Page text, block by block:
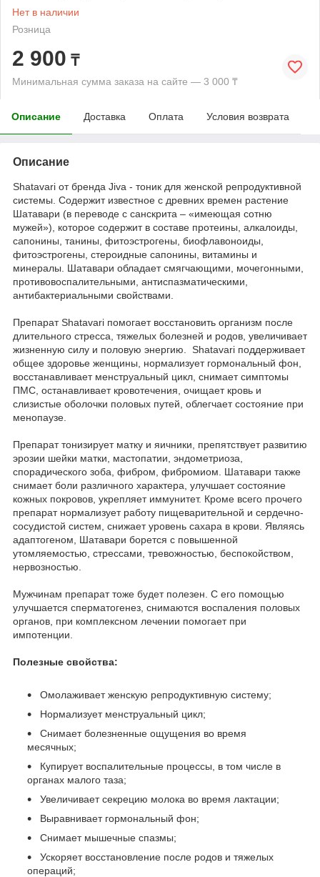
Нет в наличии
Розница
2 900 ₸
Минимальная сумма заказа на сайте — 3 000 ₸
Описание Доставка Оплата Условия возврата
Описание
Shatavari от бренда Jiva - тоник для женской репродуктивной
системы. Содержит известное с древних времен растение
Шатавари (в переводе с санскрита – «имеющая сотню
мужей»), которое содержит в составе протеины, алкалоиды,
сапонины, танины, фитоэстрогены, биофлавоноиды,
фитоэстрогены, стероидные сапонины, витамины и
минералы. Шатавари обладает смягчающими, мочегонными,
противовоспалительными, антиспазматическими,
антибактериальными свойствами.
Препарат Shatavari помогает восстановить организм после
длительного стресса, тяжелых болезней и родов, увеличивает
жизненную силу и половую энергию. Shatavari поддерживает
общее здоровье женщины, нормализует гормональный фон,
восстанавливает менструальный цикл, снимает симптомы
ПМС, останавливает кровотечения, очищает кровь и
слизистые оболочки половых путей, облегчает состояние при
менопаузе.
Препарат тонизирует матку и яичники, препятствует развитию
эрозии шейки матки, мастопатии, эндометриоза,
спорадического зоба, фибром, фибромиом. Шатавари также
снимает боли различного характера, улучшает состояние
кожных покровов, укрепляет иммунитет. Кроме всего прочего
препарат нормализует работу пищеварительной и сердечно-
сосудистой систем, снижает уровень сахара в крови. Являясь
адаптогеном, Шатавари борется с повышенной
утомляемостью, стрессами, тревожностью, беспокойством,
нервозностью.
Мужчинам препарат тоже будет полезен. С его помощью
улучшается сперматогенез, снимаются воспаления половых
органов, при комплексном лечении помогает при
импотенции.
Полезные свойства:
Омолаживает женскую репродуктивную систему;
Нормализует менструальный цикл;
Снимает болезненные ощущения во время
месячных;
Купирует воспалительные процессы, в том числе в
органах малого таза;
Увеличивает секрецию молока во время лактации;
Выравнивает гормональный фон;
Снимает мышечные спазмы;
Ускоряет восстановление после родов и тяжелых
операций;